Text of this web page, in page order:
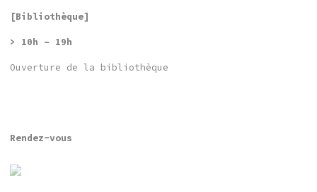
[Bibliothèque]
> 10h – 19h
Ouverture de la bibliothèque
Rendez-vous